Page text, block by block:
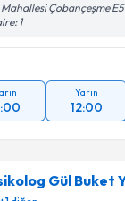
Çobançeşme
1
Yarın
12:00
Gül Buket